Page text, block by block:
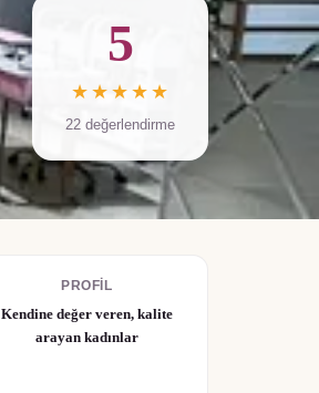
5
★★★★★
22 değerlendirme
PROFIL
Kendine değer veren, kalite
arayan kadınlar